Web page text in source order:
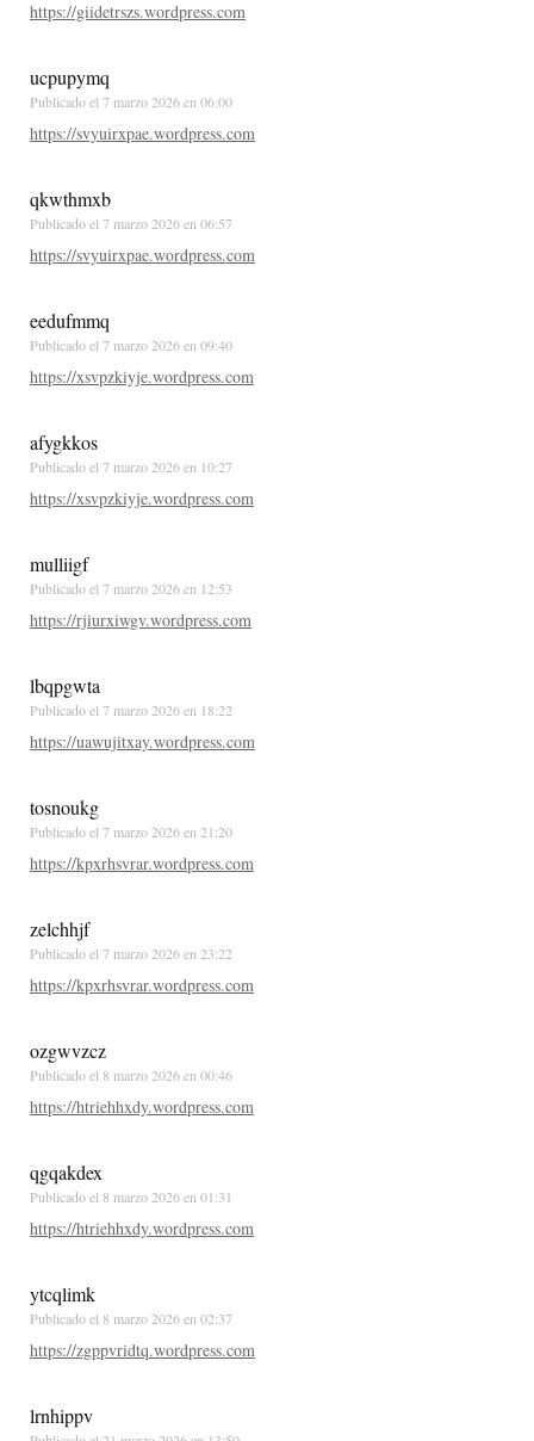
https://giidetrszs.wordpress.com
ucpupymq
Publicado el 7 marzo 2026 en 06:00
https://svyuirxpae.wordpress.com
qkwthmxb
Publicado el 7 marzo 2026 en 06:57
https://svyuirxpae.wordpress.com
eedufmmq
Publicado el 7 marzo 2026 en 09:40
https://xsvpzkiyje.wordpress.com
afygkkos
Publicado el 7 marzo 2026 en 10:27
https://xsvpzkiyje.wordpress.com
mulliigf
Publicado el 7 marzo 2026 en 12:53
https://rjiurxiwgv.wordpress.com
lbqpgwta
Publicado el 7 marzo 2026 en 18:22
https://uawujitxay.wordpress.com
tosnoukg
Publicado el 7 marzo 2026 en 21:20
https://kpxrhsvrar.wordpress.com
zelchhjf
Publicado el 7 marzo 2026 en 23:22
https://kpxrhsvrar.wordpress.com
ozgwvzcz
Publicado el 8 marzo 2026 en 00:46
https://htriehhxdy.wordpress.com
qgqakdex
Publicado el 8 marzo 2026 en 01:31
https://htriehhxdy.wordpress.com
ytcqlimk
Publicado el 8 marzo 2026 en 02:37
https://zgppvridtq.wordpress.com
lrnhippv